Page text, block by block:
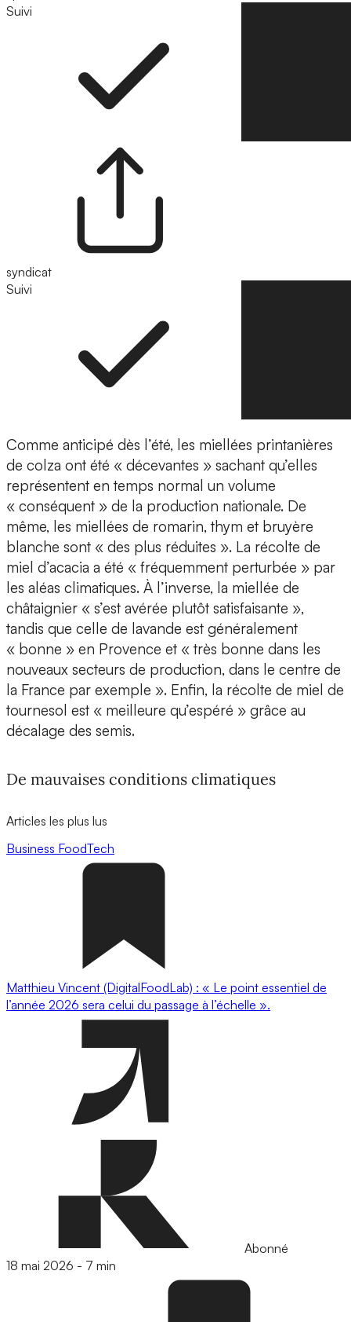
Suivi
syndicat
Suivi
Comme anticipé dès l’été, les miellées printanières
de colza ont été « décevantes » sachant qu’elles
représentent en temps normal un volume
« conséquent » de la production nationale. De
même, les miellées de romarin, thym et bruyère
blanche sont « des plus réduites ». La récolte de
miel d’acacia a été « fréquemment perturbée » par
les aléas climatiques. À l’inverse, la miellée de
châtaignier « s’est avérée plutôt satisfaisante »,
tandis que celle de lavande est généralement
« bonne » en Provence et « très bonne dans les
nouveaux secteurs de production, dans le centre de
la France par exemple ». Enfin, la récolte de miel de
tournesol est « meilleure qu’espéré » grâce au
décalage des semis.
De mauvaises conditions climatiques
Articles les plus lus
Business FoodTech
Matthieu Vincent (DigitalFoodLab) : « Le point essentiel de
l’année 2026 sera celui du passage à l’échelle ».
Abonné
18 mai 2026 - 7 min